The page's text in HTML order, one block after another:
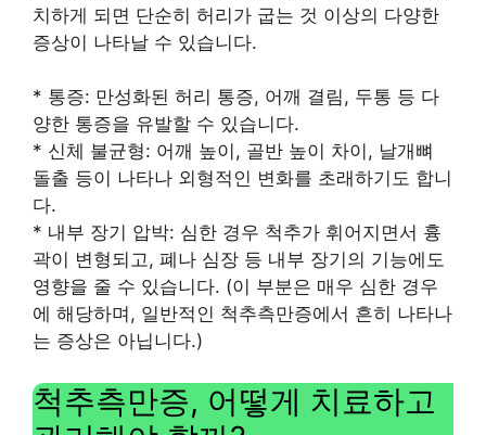
치하게 되면 단순히 허리가 굽는 것 이상의 다양한
증상이 나타날 수 있습니다.
* 통증: 만성화된 허리 통증, 어깨 결림, 두통 등 다
양한 통증을 유발할 수 있습니다.
* 신체 불균형: 어깨 높이, 골반 높이 차이, 날개뼈
돌출 등이 나타나 외형적인 변화를 초래하기도 합니
다.
* 내부 장기 압박: 심한 경우 척추가 휘어지면서 흉
곽이 변형되고, 폐나 심장 등 내부 장기의 기능에도
영향을 줄 수 있습니다. (이 부분은 매우 심한 경우
에 해당하며, 일반적인 척추측만증에서 흔히 나타나
는 증상은 아닙니다.)
척추측만증, 어떻게 치료하고